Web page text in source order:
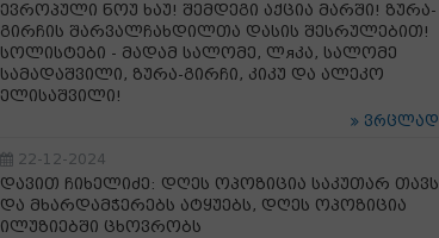
ევროპული ნოუ ხაუ! შემდეგი აქცია მარში! ზურა-
გირჩის შარვალჩახდილთა დასის შესრულებით!
სოლისტები - მადამ სალომე, ლяკა, სალომე
სამადაშვილი, ზურა-გირჩი, კიკუ და ალეკო
ელისაშვილი!
ვრცლად
22-12-2024
დავით ჩიხელიძე: დღეს ოპოზიცია საკუთარ თავს
და მხარდამჭერებს ატყუებს, დღეს ოპოზიცია
ილუზიებში ცხოვრობს